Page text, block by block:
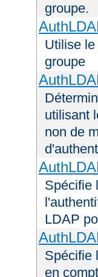
groupe.
Utilise
groupe
utilisant
non de
Spécifie
LDAP
Spécifie
en